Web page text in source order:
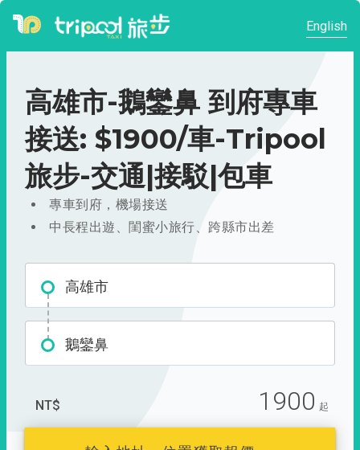
English
高雄市-鵝鑾鼻 到府專車
接送: $1900/車-Tripool
旅步-交通|接駁|包車
專車到府，機場接送
中長程出遊、閨蜜小旅行、跨縣市出差
高雄市
鵝鑾鼻
NT$ 1900 起